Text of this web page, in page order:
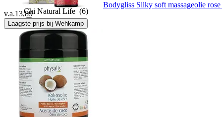
Chi Natural Life (6)
Cobeco pharma (1)
Coconutoil
Crushious(1)
Bodygliss Silky soft massageolie rose
v.a.13,89
Laagste prijs bij Wehkamp